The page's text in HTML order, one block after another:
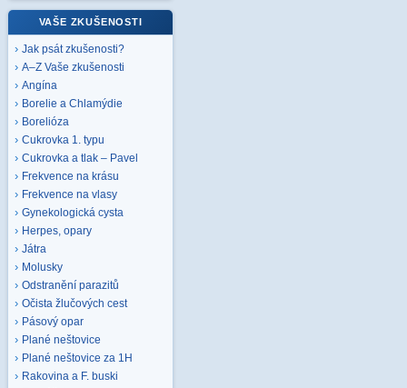
VAŠE ZKUŠENOSTI
Jak psát zkušenosti?
A–Z Vaše zkušenosti
Angína
Borelie a Chlamýdie
Borelióza
Cukrovka 1. typu
Cukrovka a tlak – Pavel
Frekvence na krásu
Frekvence na vlasy
Gynekologická cysta
Herpes, opary
Játra
Molusky
Odstranění parazitů
Očista žlučových cest
Pásový opar
Plané neštovice
Plané neštovice za 1H
Rakovina a F. buski